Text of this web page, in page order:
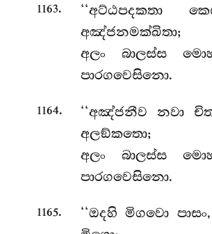
1163.
‘‘අට්ඨපදකතා
අඤ්ජනමක්ඛිතා;
අලං බාලස්ස
පාරගවෙසිනො.
1164.
‘‘අඤ්ජනීව නවා
අලඞ්කතො;
අලං බාලස්ස
පාරගවෙසිනො.
1165.
‘‘ඔදහි මිගවො